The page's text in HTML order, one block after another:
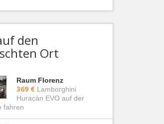
den
Ort
Raum Florenz
369 € Lamborghini
Huracàn EVO auf der
fahren